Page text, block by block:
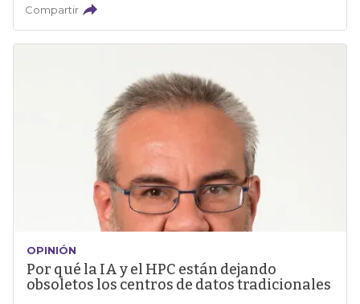
Compartir
OPINIÓN
Por qué la IA y el HPC están dejando
obsoletos los centros de datos tradicionales